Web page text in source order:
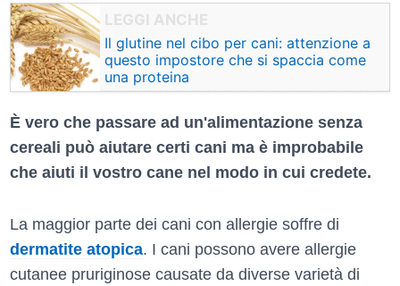
Il glutine nel cibo per cani: attenzione a
questo impostore che si spaccia come
una proteina
È vero che passare ad un'alimentazione senza
cereali può aiutare certi cani ma è improbabile
che aiuti il vostro cane nel modo in cui credete.
La maggior parte dei cani con allergie soffre di
dermatite atopica. I cani possono avere allergie
cutanee pruriginose causate da diverse varietà di